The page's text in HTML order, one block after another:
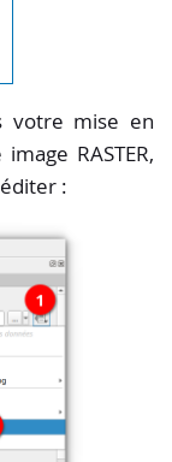
votre mise en
RASTER,
: